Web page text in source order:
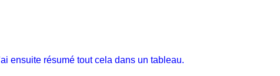
ensuite résumé tout cela dans un tableau.